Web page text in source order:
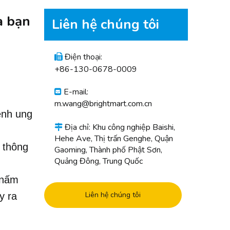
bạn
ung
ra
Liên hệ chúng tôi
 Điện thoại:
+86-130-0678-0009
 E-mail:
m.wang@brightmart.com.cn
 Địa chỉ: Khu công nghiệp Baishi,
Hehe Ave, Thị trấn Genghe, Quận
Gaoming, Thành phố Phật Sơn,
Quảng Đông, Trung Quốc
Liên hệ chúng tôi